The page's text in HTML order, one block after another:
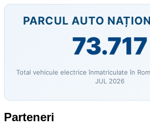
PARCUL AUTO
73.717
Total vehicule electrice înmatriculate în
JUL 2026
Parteneri